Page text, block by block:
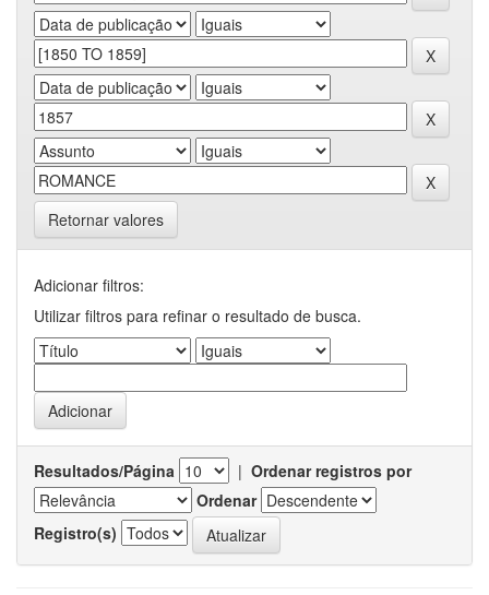
Retornar valores
Adicionar filtros:
Utilizar filtros para refinar o resultado de busca.
Resultados/Página | Ordenar registros por
Ordenar
Registro(s)